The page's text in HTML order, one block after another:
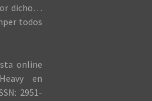
dicho…
todos
online
en
2951-